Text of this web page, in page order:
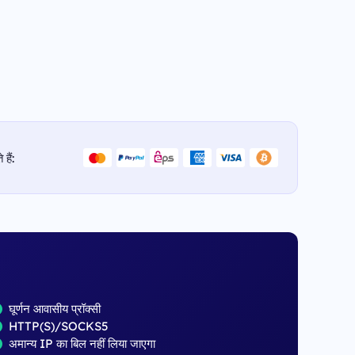
हैं:
घूर्णन आवासीय प्रॉक्सी
HTTP(S)/SOCKS5
अमान्य IP का बिल नहीं लिया जाएगा